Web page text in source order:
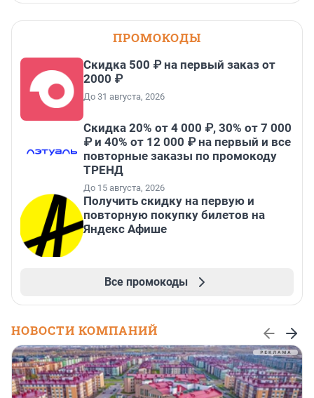
ПРОМОКОДЫ
Скидка 500 ₽ на первый заказ от
2000 ₽
До 31 августа, 2026
Скидка 20% от 4 000 ₽, 30% от 7 000
₽ и 40% от 12 000 ₽ на первый и все
повторные заказы по промокоду
ТРЕНД
До 15 августа, 2026
Получить скидку на первую и
повторную покупку билетов на
Яндекс Афише
Все промокоды
НОВОСТИ КОМПАНИЙ